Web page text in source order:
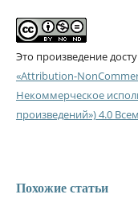
Это произведение
«Attribution-
Некоммерческое
произведений») 4.0
Похожие статьи